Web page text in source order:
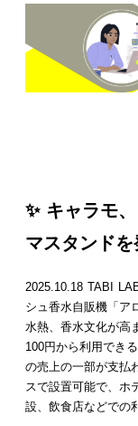
✨ キャラモ
マスタンドを
2025.10.18 TABI
シュ香水自販機「ア
水熱、香水文化が高
100円から利用でき
の売上の一部が支払
スで設置可能で、ホ
設、飲食店などでの